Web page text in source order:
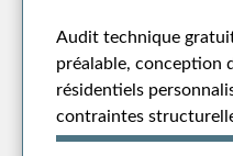
Audit technique
préalable, conception
résidentiels
contraintes